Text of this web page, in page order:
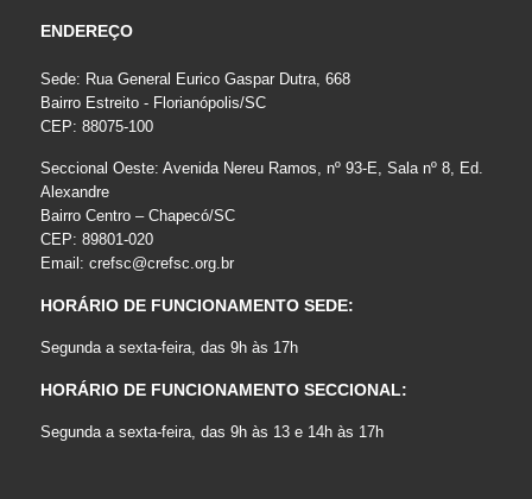
ENDEREÇO
Sede: Rua General Eurico Gaspar Dutra, 668
Bairro Estreito - Florianópolis/SC
CEP: 88075-100
Seccional Oeste: Avenida Nereu Ramos, nº 93-E, Sala nº 8, Ed.
Alexandre
Bairro Centro – Chapecó/SC
CEP: 89801-020
Email: crefsc@crefsc.org.br
HORÁRIO DE FUNCIONAMENTO SEDE:
Segunda a sexta-feira, das 9h às 17h
HORÁRIO DE FUNCIONAMENTO SECCIONAL:
Segunda a sexta-feira, das 9h às 13 e 14h às 17h